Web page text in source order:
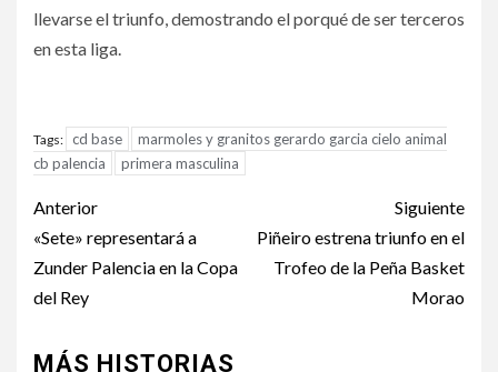
llevarse el triunfo, demostrando el porqué de ser terceros
en esta liga.
Tags: cd base
marmoles y granitos gerardo garcia cielo animal
cb palencia
primera masculina
Anterior
«Sete» representará a
Zunder Palencia en la Copa
del Rey
Siguiente
Piñeiro estrena triunfo en el
Trofeo de la Peña Basket
Morao
MÁS HISTORIAS